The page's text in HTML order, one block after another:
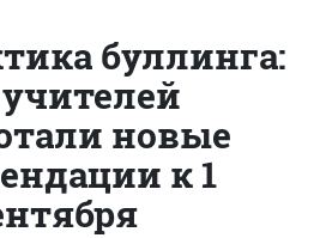
буллинга:
новые
к 1